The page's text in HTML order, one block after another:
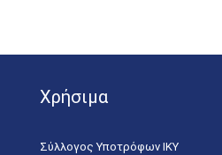
Χρήσιμα
Σύλλογος Υποτρόφων ΙΚΥ